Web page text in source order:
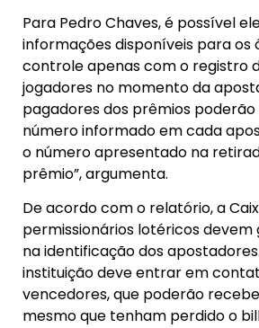
Para Pedro Chaves, é possível
informações disponíveis para os
controle apenas com o registro
jogadores no momento da
pagadores dos prêmios
número informado em cada
o número apresentado na
prêmio”, argumenta.
De acordo com o relatório, a
permissionários lotéricos devem
na identificação dos
instituição deve entrar em
vencedores, que poderão
mesmo que tenham perdido o